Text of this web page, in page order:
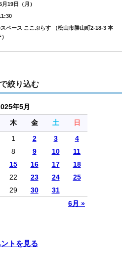
19日（月）
ペース ここぷらす （松山市勝山町2-18-3 本
絞り込む
年5月
木 金 土 日
6月 »
1 2 3
4
8 9 10
11
15 16 17
18
22 23 24
25
29 30 31
トを見る